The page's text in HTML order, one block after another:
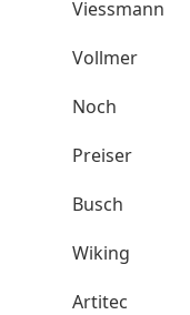
Viessmann
Vollmer
Noch
Preiser
Busch
Wiking
Artitec